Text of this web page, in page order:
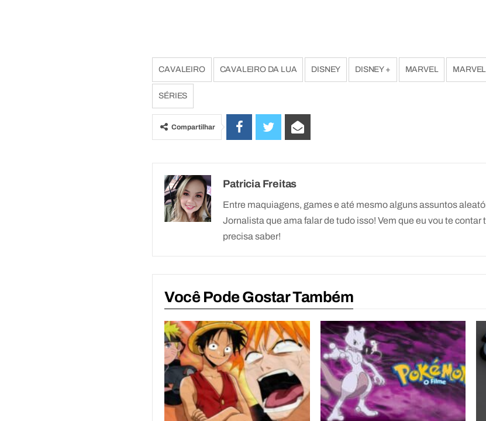
CAVALEIRO CAVALEIRO DA LUA DISNEY DISNEY + MARVEL
SÉRIES
Compartilhar
Patricia Freitas
Entre maquiagens, games e até mesmo alguns assuntos
Jornalista que ama falar de tudo isso! Vem que eu vou te contar
precisa saber!
Você Pode Gostar Também